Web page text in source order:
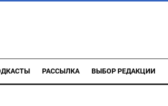
РАССЫЛКА ВЫБОР РЕДАКЦИИ